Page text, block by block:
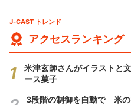
J-CAST トレンド
アクセスランキング
米津玄師さんがイラストと
ース菓子
3段階の制御を自動で 米の